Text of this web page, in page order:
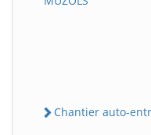
Chantier auto-